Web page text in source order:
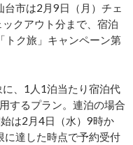
市は2月9日（月）チェ
クアウト分まで、宿泊
トク旅」キャンペーン第
、1人1泊当たり宿泊代
するプラン。連泊の場合
は2月4日（水）9時か
に達した時点で予約受付